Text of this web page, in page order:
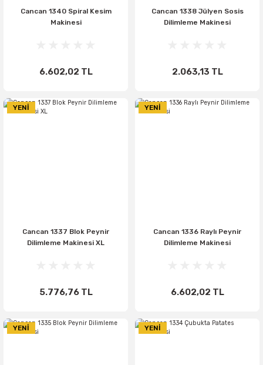
Cancan 1340 Spiral Kesim
Makinesi
6.602,02 TL
Cancan 1338 Jülyen Sosis
Dilimleme Makinesi
2.063,13 TL
YENİ
Cancan 1337 Blok Peynir
Dilimleme Makinesi XL
5.776,76 TL
YENİ
Cancan 1336 Raylı Peynir
Dilimleme Makinesi
6.602,02 TL
YENİ YENİ